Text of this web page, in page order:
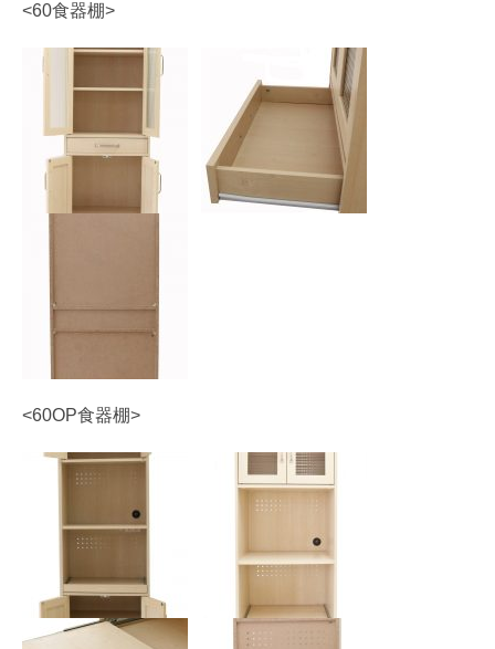
<60食器棚>
<60OP食器棚>